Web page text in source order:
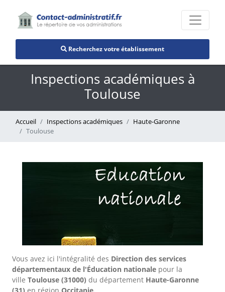
Recherchez votre établissement
Inspections académiques à
Toulouse
Accueil Inspections académiques
Haute-Garonne
Toulouse
Vous avez ici l'intégralité des Direction des services
départementaux de l'Éducation nationale pour la
ville Toulouse (31000) du département Haute-Garonne